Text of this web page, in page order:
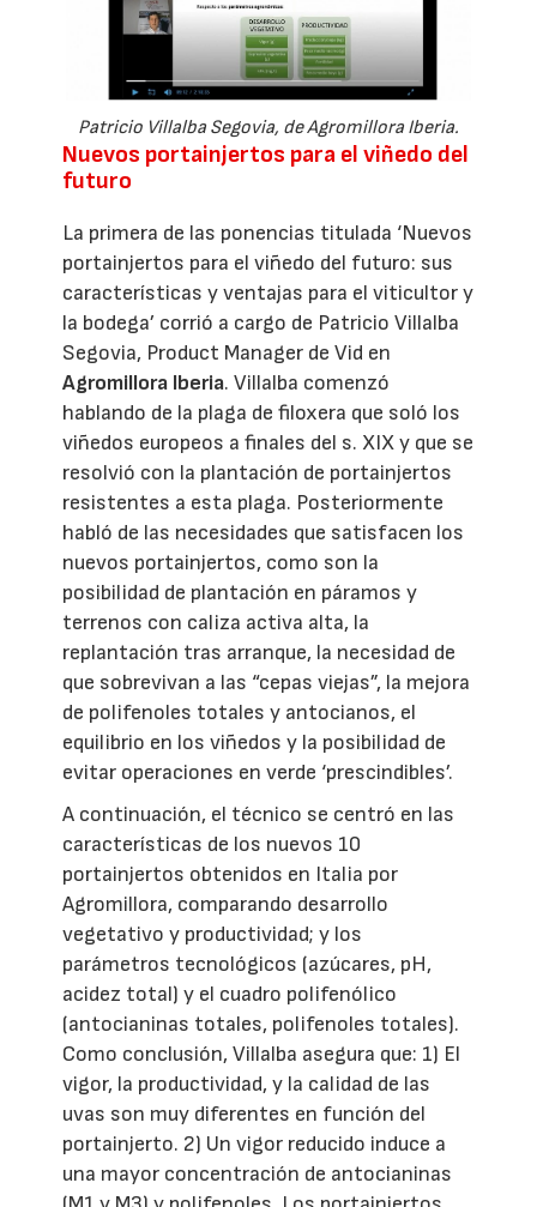
Patricio Villalba Segovia, de Agromillora Iberia.
Nuevos portainjertos para el viñedo del
futuro
La primera de las ponencias titulada ‘Nuevos
portainjertos para el viñedo del futuro: sus
características y ventajas para el viticultor y
la bodega’ corrió a cargo de Patricio Villalba
Segovia, Product Manager de Vid en
Agromillora Iberia. Villalba comenzó
hablando de la plaga de filoxera que soló los
viñedos europeos a finales del s. XIX y que se
resolvió con la plantación de portainjertos
resistentes a esta plaga. Posteriormente
habló de las necesidades que satisfacen los
nuevos portainjertos, como son la
posibilidad de plantación en páramos y
terrenos con caliza activa alta, la
replantación tras arranque, la necesidad de
que sobrevivan a las “cepas viejas”, la mejora
de polifenoles totales y antocianos, el
equilibrio en los viñedos y la posibilidad de
evitar operaciones en verde ‘prescindibles’.
A continuación, el técnico se centró en las
características de los nuevos 10
portainjertos obtenidos en Italia por
Agromillora, comparando desarrollo
vegetativo y productividad; y los
parámetros tecnológicos (azúcares, pH,
acidez total) y el cuadro polifenólico
(antocianinas totales, polifenoles totales).
Como conclusión, Villalba asegura que: 1) El
vigor, la productividad, y la calidad de las
uvas son muy diferentes en función del
portainjerto. 2) Un vigor reducido induce a
una mayor concentración de antocianinas